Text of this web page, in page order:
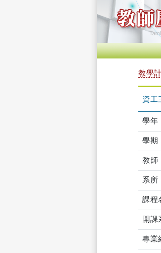
教學
資工
學年
學期
教師
系所
課程
開課
專業